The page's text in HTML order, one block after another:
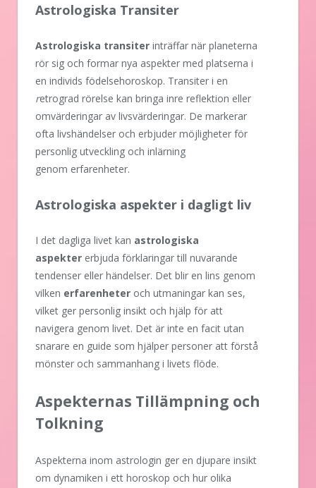
Astrologiska Transiter
Astrologiska transiter inträffar när planeterna
rör sig och formar nya aspekter med platserna i
en individs födelsehoroskop. Transiter i en
retrograd rörelse kan bringa inre reflektion eller
omvärderingar av livsvärderingar. De markerar
ofta livshändelser och erbjuder möjligheter för
personlig utveckling och inlärning
genom erfarenheter.
Astrologiska aspekter i dagligt liv
I det dagliga livet kan astrologiska
aspekter erbjuda förklaringar till nuvarande
tendenser eller händelser. Det blir en lins genom
vilken erfarenheter och utmaningar kan ses,
vilket ger personlig insikt och hjälp för att
navigera genom livet. Det är inte en facit utan
snarare en guide som hjälper personer att förstå
mönster och sammanhang i livets flöde.
Aspekternas Tillämpning och
Tolkning
Aspekterna inom astrologin ger en djupare insikt
om dynamiken i ett horoskop och hur olika